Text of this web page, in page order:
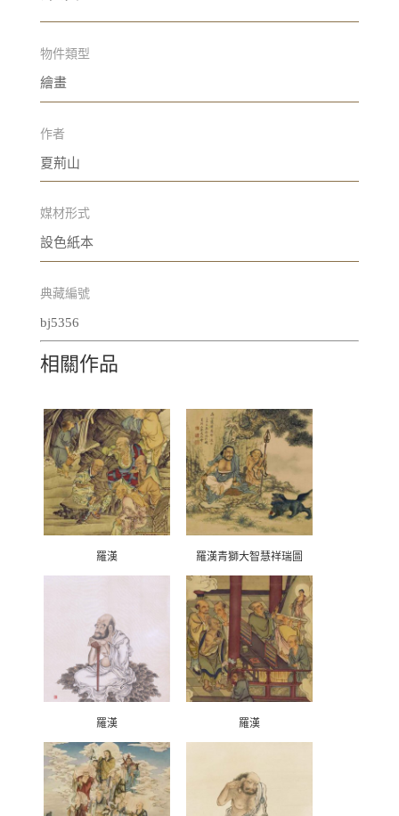
物件類型
繪畫
作者
夏荊山
媒材形式
設色紙本
典藏編號
bj5356
相關作品
羅漢 羅漢青獅大智慧祥瑞圖
羅漢 羅漢